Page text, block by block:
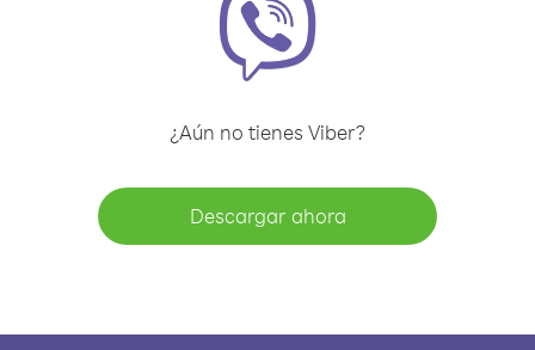
¿Aún no tienes Viber?
Descargar ahora